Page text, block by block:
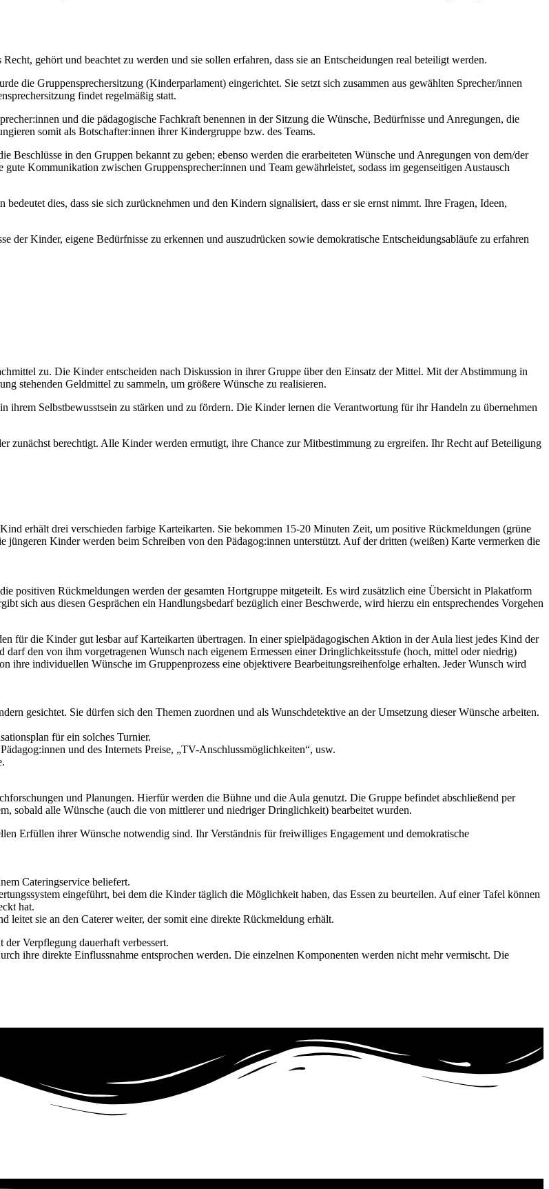
gehört und beachtet zu werden und sie sollen erfahren, dass sie an Entscheidungen real beteiligt werden.
die Gruppensprechersitzung (Kinderparlament) eingerichtet. Sie setzt sich zusammen aus gewählten Sprecher/innen
findet regelmäßig statt.
und die pädagogische Fachkraft benennen in der Sitzung die Wünsche, Bedürfnisse und Anregungen, die
somit als Botschafter:innen ihrer Kindergruppe bzw. des Teams.
in den Gruppen bekannt zu geben; ebenso werden die erarbeiteten Wünsche und Anregungen von dem/der
Kommunikation zwischen Gruppensprecher:innen und Team gewährleistet, sodass im gegenseitigen Austausch
dies, dass sie sich zurücknehmen und den Kindern signalisiert, dass er sie ernst nimmt. Ihre Fragen, Ideen,
der Kinder, eigene Bedürfnisse zu erkennen und auszudrücken sowie demokratische Entscheidungsabläufe zu erfahren
zu. Die Kinder entscheiden nach Diskussion in ihrer Gruppe über den Einsatz der Mittel. Mit der Abstimmung in
stehenden Geldmittel zu sammeln, um größere Wünsche zu realisieren.
Selbstbewusstsein zu stärken und zu fördern. Die Kinder lernen die Verantwortung für ihr Handeln zu übernehmen
zunächst berechtigt. Alle Kinder werden ermutigt, ihre Chance zur Mitbestimmung zu ergreifen. Ihr Recht auf Beteiligung
erhält drei verschieden farbige Karteikarten. Sie bekommen 15-20 Minuten Zeit, um positive Rückmeldungen (grüne
Kinder werden beim Schreiben von den Pädagog:innen unterstützt. Auf der dritten (weißen) Karte vermerken die
positiven Rückmeldungen werden der gesamten Hortgruppe mitgeteilt. Es wird zusätzlich eine Übersicht in Plakatform
sich aus diesen Gesprächen ein Handlungsbedarf bezüglich einer Beschwerde, wird hierzu ein entsprechendes Vorgehen
für die Kinder gut lesbar auf Karteikarten übertragen. In einer spielpädagogischen Aktion in der Aula liest jedes Kind der
den von ihm vorgetragenen Wunsch nach eigenem Ermessen einer Dringlichkeitsstufe (hoch, mittel oder niedrig)
ihre individuellen Wünsche im Gruppenprozess eine objektivere Bearbeitungsreihenfolge erhalten. Jeder Wunsch wird
gesichtet. Sie dürfen sich den Themen zuordnen und als Wunschdetektive an der Umsetzung dieser Wünsche arbeiten.
für ein solches Turnier.
und des Internets Preise, „TV-Anschlussmöglichkeiten“, usw.
und Planungen. Hierfür werden die Bühne und die Aula genutzt. Die Gruppe befindet abschließend per
sobald alle Wünsche (auch die von mittlerer und niedriger Dringlichkeit) bearbeitet wurden.
Erfüllen ihrer Wünsche notwendig sind. Ihr Verständnis für freiwilliges Engagement und demokratische
Cateringservice beliefert.
eingeführt, bei dem die Kinder täglich die Möglichkeit haben, das Essen zu beurteilen. Auf einer Tafel können
hat.
leitet sie an den Caterer weiter, der somit eine direkte Rückmeldung erhält.
Verpflegung dauerhaft verbessert.
ihre direkte Einflussnahme entsprochen werden. Die einzelnen Komponenten werden nicht mehr vermischt. Die